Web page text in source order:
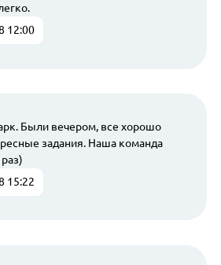
12:00
Были вечером, все хорошо
задания. Наша команда
15:22